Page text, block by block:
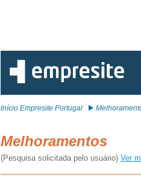
Início Empresite Portugal
Melhoramentos
(Pesquisa solicitada pelo usuário) Ver